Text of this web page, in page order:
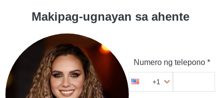
Makipag-ugnayan sa ahente
Numero ng telepono *
+1